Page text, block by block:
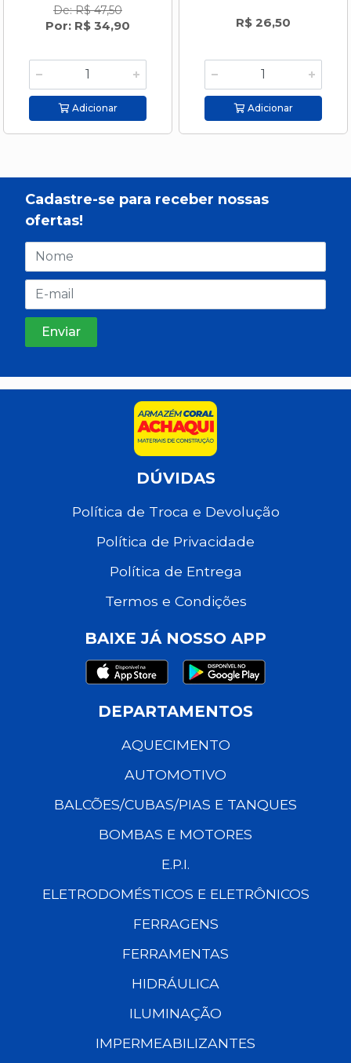
De: R$ 47,50
Por: R$ 34,90
Adicionar
R$ 26,50
Adicionar
Cadastre-se para receber nossas
ofertas!
DÚVIDAS
Política de Troca e Devolução
Política de Privacidade
Política de Entrega
Termos e Condições
BAIXE JÁ NOSSO APP
DEPARTAMENTOS
AQUECIMENTO
AUTOMOTIVO
BALCÕES/CUBAS/PIAS E TANQUES
BOMBAS E MOTORES
E.P.I.
ELETRODOMÉSTICOS E ELETRÔNICOS
FERRAGENS
FERRAMENTAS
HIDRÁULICA
ILUMINAÇÃO
IMPERMEABILIZANTES